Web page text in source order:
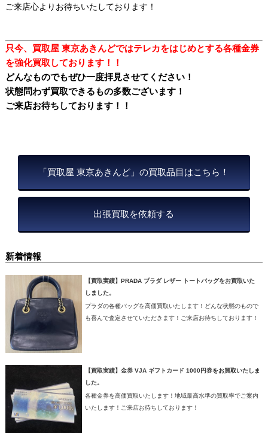
ご来店心よりお待ちいたしております！
只今、買取屋 東京あきんどではテレカをはじめとする各種金券
を強化買取しております！！
どんなものでもぜひ一度拝見させてください！
状態問わず買取できるもの多数ございます！
ご来店お待ちしております！！
「買取屋 東京あきんど」の買取品目はこちら！
出張買取を依頼する
新着情報
【買取実績】PRADA プラダ レザー トートバッグをお買取いた
しました。
プラダの各種バッグを高価買取いたします！どんな状態のもので
も喜んで査定させていただきます！ご来店お待ちしております！
【買取実績】金券 VJA ギフトカード 1000円券をお買取いたしま
した。
各種金券を高価買取いたします！地域最高水準の買取率でご案内
いたします！ご来店お待ちしております！